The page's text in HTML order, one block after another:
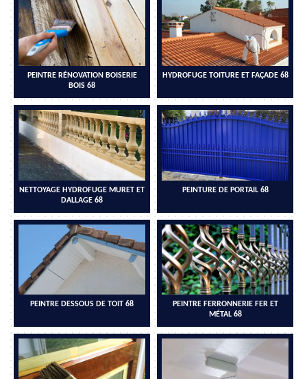
PEINTRE RÉNOVATION BOISERIE
BOIS 68
HYDROFUGE TOITURE ET FAÇADE 68
NETTOYAGE HYDROFUGE MURET ET
DALLAGE 68
PEINTURE DE PORTAIL 68
PEINTRE DESSOUS DE TOIT 68
PEINTRE FERRONNERIE FER ET
MÉTAL 68